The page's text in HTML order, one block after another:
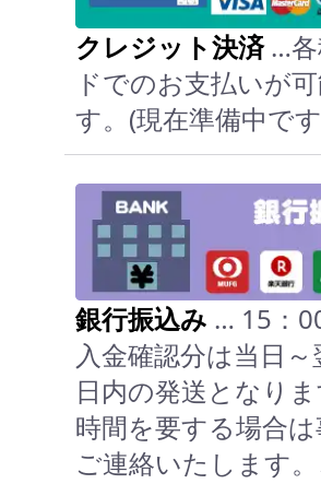
クレジット決済…各
ドでのお支払いが
す。(現在準備中で
銀行振込み … 15：
入金確認分は当日～
日内の発送となり
時間を要する場合
ご連絡いたします